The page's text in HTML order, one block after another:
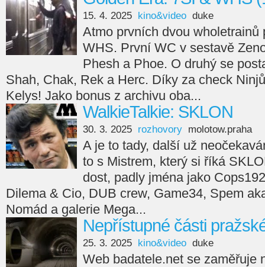
15. 4. 2025 kino&video duke
Atmo prvních dvou wholetrainů
WHS. První WC v sestavě
Phesh a Phoe. O druhý se
Shah, Chak, Rek a Herc. Díky za check
Kelys! Jako bonus z archivu oba...
WalkieTalkie: SKLON
30. 3. 2025 rozhovory molotow.praha
A je to tady, další už
to s Mistrem, který si říká
dost, padly jména jako
Dilema & Cio, DUB crew, Game34, Spem
Nomád a galerie Mega...
Nepřístupné části
25. 3. 2025 kino&video duke
Web badatele.net se zaměřuje